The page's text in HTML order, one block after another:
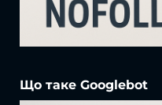
Що таке Googlebot